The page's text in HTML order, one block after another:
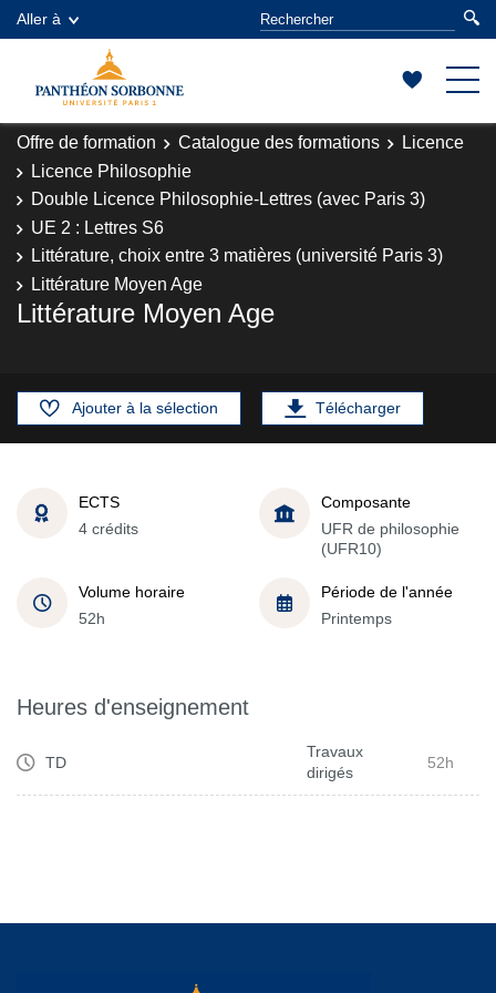
Aller à
Offre de formation Catalogue des formations
Licence
Licence Philosophie
Double Licence Philosophie-Lettres (avec Paris 3)
UE 2 : Lettres S6
Littérature, choix entre 3 matières (université Paris 3)
Littérature Moyen Age
Littérature Moyen Age
Ajouter à la sélection Télécharger
ECTS
4 crédits
Composante
UFR de philosophie
(UFR10)
Volume horaire
52h
Période de l'année
Printemps
Heures d'enseignement
TD
Travaux
dirigés
52h